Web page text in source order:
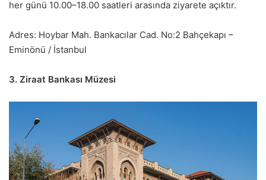
her günü 10.00–18.00 saatleri arasında ziyarete açıktır.
Adres: Hoybar Mah. Bankacılar Cad. No:2 Bahçekapı –
Eminönü / İstanbul
3. Ziraat Bankası Müzesi